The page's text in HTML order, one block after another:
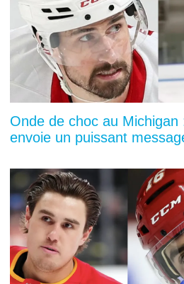
Onde de choc au Michigan
envoie un puissant